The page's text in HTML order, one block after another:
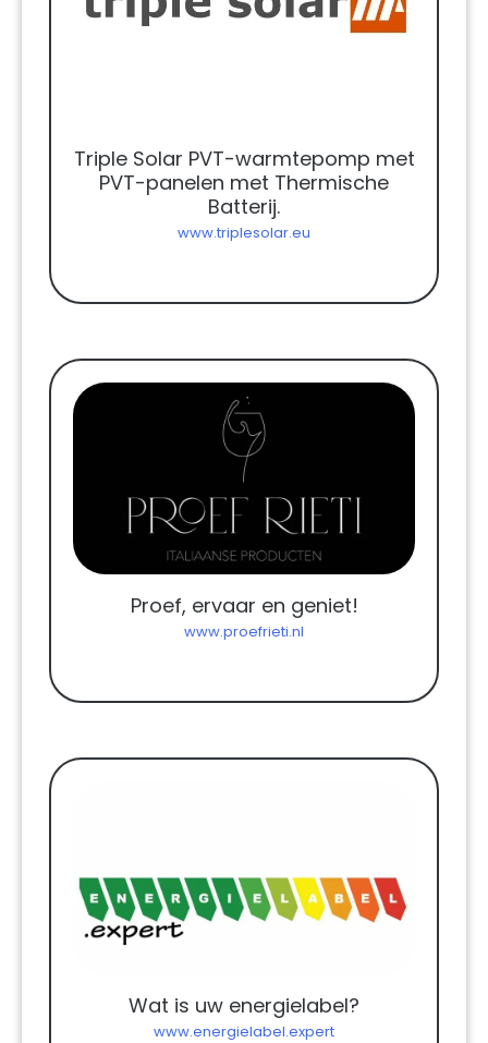
Triple Solar PVT-warmtepomp met
PVT-panelen met Thermische
Batterij.
www.triplesolar.eu
Proef, ervaar en geniet!
www.proefrieti.nl
Wat is uw energielabel?
www.energielabel.expert